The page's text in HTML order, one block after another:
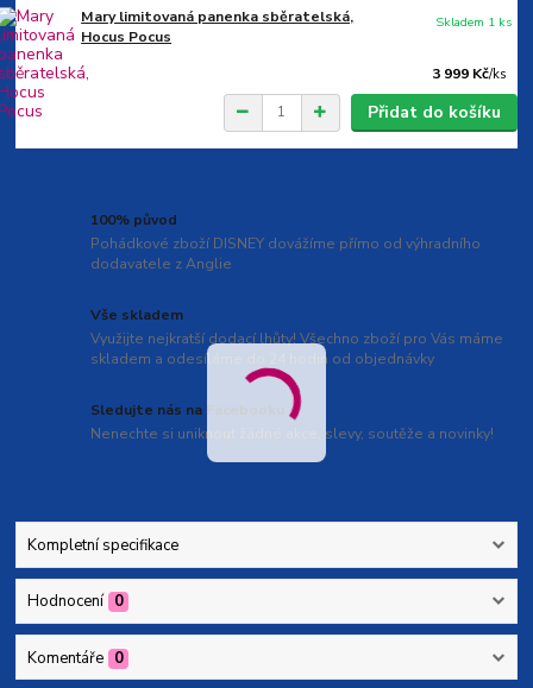
Mary limitovaná panenka sběratelská,
Hocus Pocus
3 999 Kč/ks
Skladem 1 ks
Přidat do košíku
100% původ
Pohádkové zboží DISNEY dovážíme přímo od výhradního
dodavatele z Anglie
Vše skladem
Využijte nejkratší dodací lhůty! Všechno zboží pro Vás máme
skladem a odesíláme do 24 hodin od objednávky
Sledujte nás na Facebooku
Nenechte si uniknout žádné akce, slevy, soutěže a novinky!
Kompletní specifikace
Hodnocení 0
Komentáře 0